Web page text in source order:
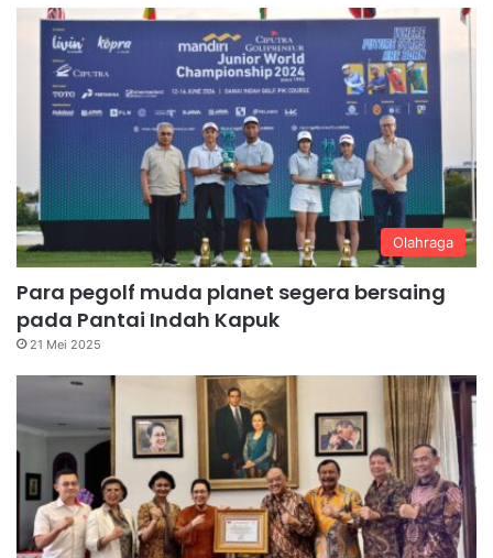
Olahraga
Para pegolf muda planet segera bersaing
pada Pantai Indah Kapuk
21 Mei 2025